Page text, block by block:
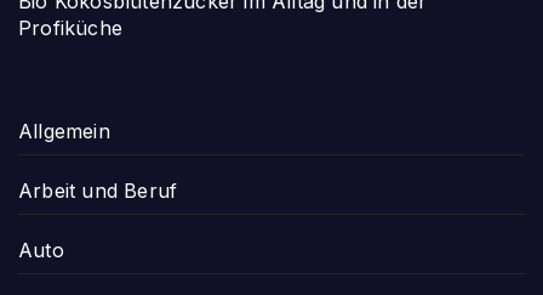
Profiküche
Allgemein
Arbeit und Beruf
Auto